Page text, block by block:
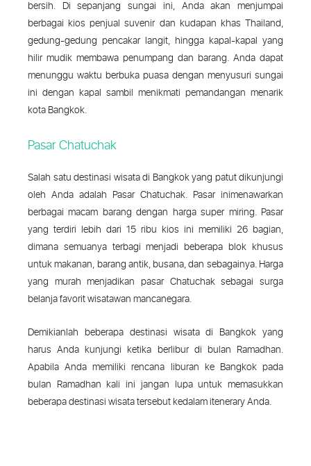
bersih. Di sepanjang sungai ini, Anda akan menjumpai
berbagai kios penjual suvenir dan kudapan khas Thailand,
gedung-gedung pencakar langit, hingga kapal-kapal yang
hilir mudik membawa penumpang dan barang. Anda dapat
menunggu waktu berbuka puasa dengan menyusuri sungai
ini dengan kapal sambil menikmati pemandangan menarik
kota Bangkok.
Pasar Chatuchak
Salah satu destinasi wisata di Bangkok yang patut dikunjungi
oleh Anda adalah Pasar Chatuchak. Pasar inimenawarkan
berbagai macam barang dengan harga super miring. Pasar
yang terdiri lebih dari 15 ribu kios ini memiliki 26 bagian,
dimana semuanya terbagi menjadi beberapa blok khusus
untuk makanan, barang antik, busana, dan sebagainya. Harga
yang murah menjadikan pasar Chatuchak sebagai surga
belanja favorit wisatawan mancanegara.
Demikianlah beberapa destinasi wisata di Bangkok yang
harus Anda kunjungi ketika berlibur di bulan Ramadhan.
Apabila Anda memiliki rencana liburan ke Bangkok pada
bulan Ramadhan kali ini jangan lupa untuk memasukkan
beberapa destinasi wisata tersebut kedalam itenerary Anda.